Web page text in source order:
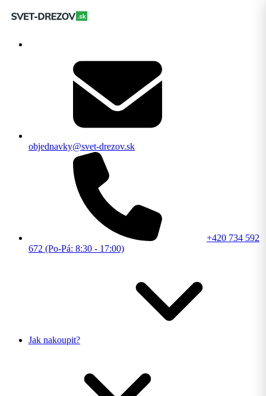
objednavky@svet-drezov.sk
+420 734 592
672 (Po-Pá: 8:30 - 17:00)
Jak nakoupit?